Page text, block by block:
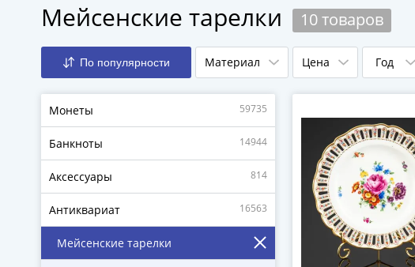
Мейсенские тарелки 10 товаров
По популярности Материал Цена Год
Монеты 59735
Банкноты 14944
Аксессуары 814
Антиквариат
Мейсенские тарелки
16563